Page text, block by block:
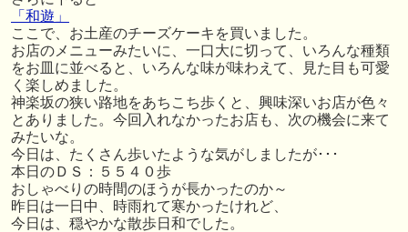
「和遊」
ここで、お土産のチーズケーキを買いました。
お店のメニューみたいに、一口大に切って、いろんな種類
をお皿に並べると、いろんな味が味わえて、見た目も可愛
く楽しめました。
神楽坂の狭い路地をあちこち歩くと、興味深いお店が色々
とありました。今回入れなかったお店も、次の機会に来て
みたいな。
今日は、たくさん歩いたような気がしましたが･･･
本日のＤＳ：５５４０歩
おしゃべりの時間のほうが長かったのか～
昨日は一日中、時雨れて寒かったけれど、
今日は、穏やかな散歩日和でした。